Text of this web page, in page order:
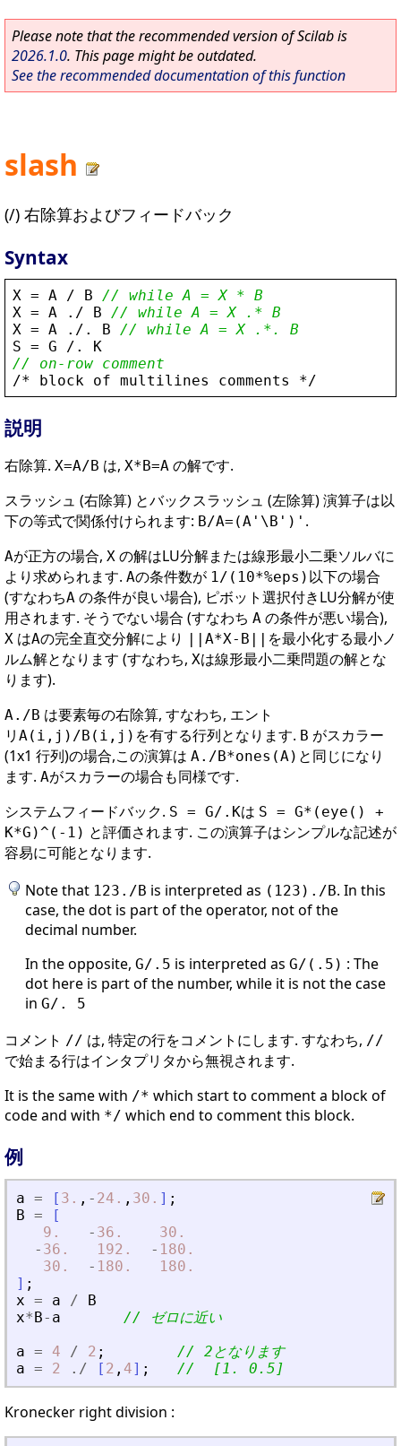
Please note that the recommended version of Scilab is
2026.1.0. This page might be outdated.
See the recommended documentation of this function
slash
(/) 右除算およびフィードバック
Syntax
X = A / B
// while A = X * B
X = A . / B
// while A = X .* B
X = A . / . B
// while A = X .*. B
S = G / . K
// on-row comment
/* block of multilines comments */
説明
右除算. X=A/B は, X*B=A の解です.
スラッシュ (右除算) とバックスラッシュ (左除算) 演算子は以
下の等式で関係付けられます: B/A=(A'\B')' .
Aが正方の場合, X の解はLU分解または線形最小二乗ソルバに
より求められます. Aの条件数が 1/(10*%eps) 以下の場合
(すなわちA の条件が良い場合), ピボット選択付きLU分解が使
用されます. そうでない場合 (すなわち A の条件が悪い場合),
X はAの完全直交分解により ||A*X-B||
を最小化する最小ノ
ルム解となります (すなわち, Xは線形最小二乗問題の解とな
ります).
A./B は要素毎の右除算, すなわち, エント
リ A(i,j)/B(i,j) を有する行列となります. B がスカラー
(1x1 行列)の場合,この演算は A./B*ones(A) と同じになり
ます. Aがスカラーの場合も同様です.
システムフィードバック. S = G/.Kは S = G*(eye() +
K*G)^(-1) と評価されます. この演算子はシンプルな記述が
容易に可能となります.
Note that 123./B is interpreted as (123)./B. In this
case, the dot is part of the operator, not of the
decimal number.
In the opposite, G/.5 is interpreted as G/(.5) : The
dot here is part of the number, while it is not the case
in G/. 5
コメント // は, 特定の行をコメントにします. すなわち, //
で始まる行はインタプリタから無視されます.
It is the same with /* which start to comment a block of
code and with */ which end to comment this block.
例
a = [ 3. , - 24. , 30. ] ;
B =
[
9.
- 36.
30.
- 36. 192. - 180.
30.
- 180.
180.
] ;
x = a /
B
x* B- a
// ゼロに近い
a = 4 / 2 ;
// 2となります
a = 2 ./ [ 2 , 4] ; //  [1. 0.5]
Kronecker right division :